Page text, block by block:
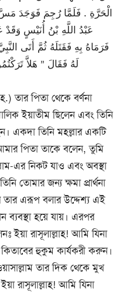
الْحَرَّةِ ‏.‏ فَلَمَّا رُجِمَ فَوَجَدَ
عَبْدُ اللَّهِ بْنُ أُنَيْسٍ وَقَدْ
فَرَمَاهُ بِهِ فَقَتَلَهُ ثُمَّ أَتَى
لَهُ فَقَالَ ‏”‏ هَلاَّ
তার পিতা থেকে বর্ণনা
ইয়াতীম ছিলেন এবং তিনি
একদা তিনি মহল্লার একটি
পিতা তাকে বলেন, তুমি
এর নিকট যাও এবং অবস্থা
তোমার জন্য ক্ষমা প্রার্থনা
এরূপ বলার উদ্দেশ্য এই
ব্যবস্থা হয়ে যায়। এরপর
ইয়া রাসূলাল্লাহ! আমি যিনা
হুকুম কার্যকরী করুন।
তার দিক থেকে মুখ
রাসূলাল্লাহ! আমি যিনা